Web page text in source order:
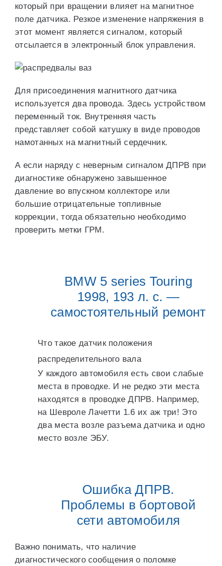
который при вращении влияет на магнитное
поле датчика. Резкое изменение напряжения в
этот момент является сигналом, который
отсылается в электронный блок управления.
Для присоединения магнитного датчика
используется два провода. Здесь устройством
переменный ток. Внутренняя часть
представляет собой катушку в виде проводов
намотанных на магнитный сердечник.
А если наряду с неверным сигналом ДПРВ при
диагностике обнаружено завышенное
давление во впускном коллекторе или
большие отрицательные топливные
коррекции, тогда обязательно необходимо
проверить метки ГРМ.
BMW 5 series Touring
1998, 193 л. с. —
самостоятельный ремонт
Что такое датчик положения
распределительного вала
У каждого автомобиля есть свои слабые
места в проводке. И не редко эти места
находятся в проводке ДПРВ. Например,
на Шевроле Лачетти 1.6 их аж три! Это
два места возле разъема датчика и одно
место возле ЭБУ.
Ошибка ДПРВ.
Проблемы в бортовой
сети автомобиля
Важно понимать, что наличие
диагностического сообщения о поломке